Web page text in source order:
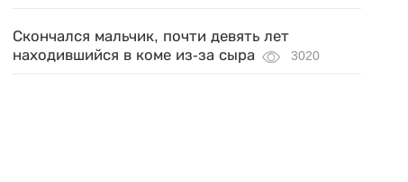
Скончался мальчик, почти девять лет
находившийся в коме из-за сыра
3020